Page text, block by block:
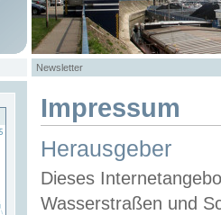
Newsletter
Impressum
Herausgeber
Dieses
Wasserstraßen und